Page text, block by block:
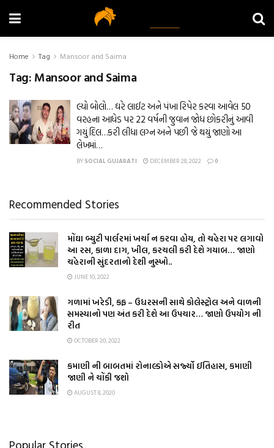
Home Tag Mansoor and Saima
Tag: Mansoor and Saima
લ્યો બોલો… ઘરે લાઈટ અને પંખા રિપેર કરવા આવેલ 50
વરહના આધેડ પર 22 વર્ષની જુવાન જોધ છોકરીનું આવી
ગયું દિલ…કરી લીધા લગ્ન અને પછી જે થયું જાણો આ
લેખમાં…
BY SOCIAL GUJARATI DECEMBER 28, 2022 0
Recommended Stories
મોંઘા બ્યુટી પાર્લરમાં ખર્ચા ન કરવા હોય, તો ચહેરા પર લગાવો
આ રસ, કાળા દાગ, ખીલ, કરચલી કરી દેશે ગયાબ… જાણો
ચહેરાની સુંદરતાનો દેશી નુસ્ખો..
JUNE 10, 2022
ગળામાં ખરેડી, કફ – ઉધરસની સાથે કોલેસ્ટ્રોલ અને વાળની
સમસ્યાનો પણ અંત કરી દેશે આ ઉપચાર… જાણો ઉપયોગ ની
રીત
OCTOBER 20, 2022
કમાણી ની બાબતમાં રોનાલ્ડોએ સર્જ્યો ઈતિહાસ, કમાણી
જાણી ને ચોંકી જશો
AUGUST 8, 2020